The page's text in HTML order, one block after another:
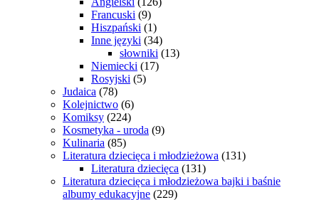
Francuski (9)
Hiszpański (1)
Inne języki (34)
słowniki (13)
Niemiecki (17)
Rosyjski (5)
Judaica (78)
Kolejnictwo (6)
Komiksy (224)
Kosmetyka - uroda (9)
Kulinaria (85)
Literatura dziecięca i młodzieżowa (131)
Literatura dziecięca (131)
Literatura dziecięca i młodzieżowa bajki i baśnie
albumy edukacyjne (229)